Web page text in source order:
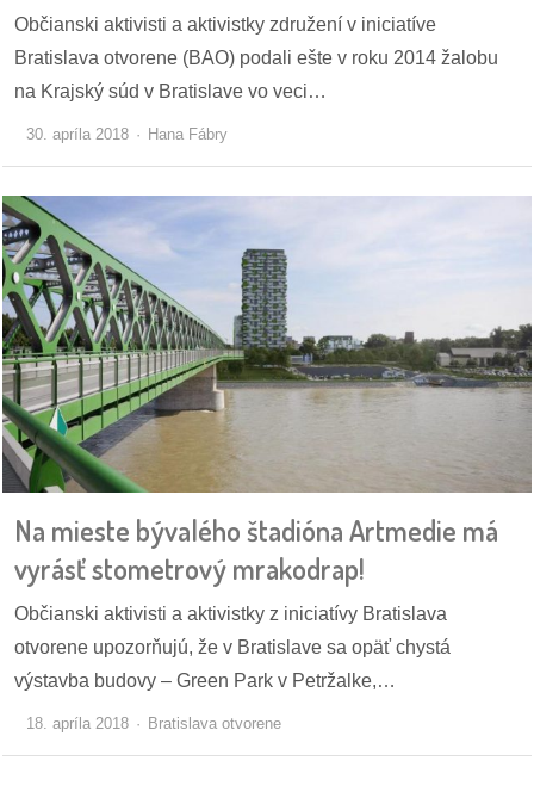
z
videá
/
knihy
/
výstavy
o
nás
podpora
nás
podporili
nás
autorské
Občianski aktivisti a aktivistky združení v iniciatíve
Bratislava otvorene (BAO) podali ešte v roku 2014 žalobu
na Krajský súd v Bratislave vo veci…
30. apríla 2018 Hana Fábry
Na mieste bývalého štadióna Artmedie má
vyrásť stometrový mrakodrap!
Občianski aktivisti a aktivistky z iniciatívy Bratislava
otvorene upozorňujú, že v Bratislave sa opäť chystá
výstavba budovy – Green Park v Petržalke,…
18. apríla 2018 Bratislava otvorene